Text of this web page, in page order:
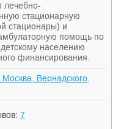
лечебно-
стационарную
стационары) и
амбулаторную помощь по
населению
финансирования.
Москва, Вернадского,
7